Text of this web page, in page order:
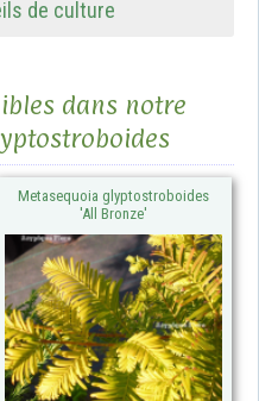
de culture
dans notre
Metasequoia glyptostroboides
'All Bronze'